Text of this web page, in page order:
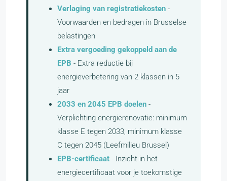
Verlaging van registratiekosten -
Voorwaarden en bedragen in Brusselse
belastingen
Extra vergoeding gekoppeld aan de
EPB - Extra reductie bij
energieverbetering van 2 klassen in 5
jaar
2033 en 2045 EPB doelen -
Verplichting energierenovatie: minimum
klasse E tegen 2033, minimum klasse
C tegen 2045 (Leefmilieu Brussel)
EPB-certificaat - Inzicht in het
energiecertificaat voor je toekomstige